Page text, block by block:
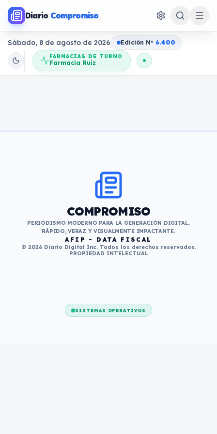
Diario Compromiso
Sábado, 8 de agosto de 2026 Edición No 6.400
FARMACIAS DE TURNO
Farmacia Ruiz
COMPROMISO
PERIODISMO MODERNO PARA LA GENERACIÓN DIGITAL.
RÁPIDO, VERAZ Y VISUALMENTE IMPACTANTE.
AFIP - DATA FISCAL
© 2026 Diario Digital Inc. Todos los derechos reservados.
PROPIEDAD INTELECTUAL
SISTEMAS OPERATIVOS